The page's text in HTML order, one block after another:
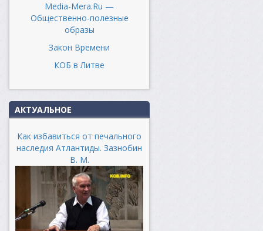
Media-Mera.Ru —
Общественно-полезные
образы
Закон Времени
КОБ в Литве
АКТУАЛЬНОЕ
Как избавиться от печального
наследия Атлантиды. Зазнобин
В. М.